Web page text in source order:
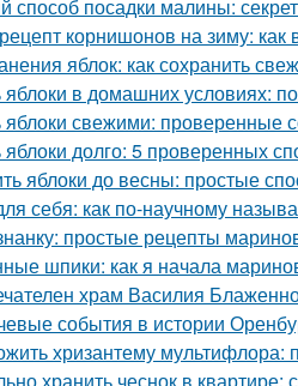
способ посадки малины:
корнишонов на зиму:
яблок: как сохранить
яблоки в домашних условиях:
яблоки свежими: проверенные
яблоки долго: 5 проверенных
яблоки до весны: простые
себя: как по-научному
простые рецепты
шпики: как я начала
храм Василия
события в истории
хризантему